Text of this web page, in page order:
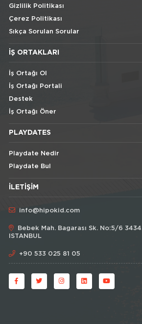
Gizlilik Politikası
Çerez Politikası
Sıkça Sorulan Sorular
İŞ ORTAKLARI
İş Ortağı Ol
İş Ortağı Portali
Destek
İş Ortağı Öner
PLAYDATES
Playdate Nedir
Playdate Bul
İLETIŞIM
info@hipokid.com
Bebek Mah. Bagarası Sk. No:5/6
ISTANBUL
+90 533 025 81 05